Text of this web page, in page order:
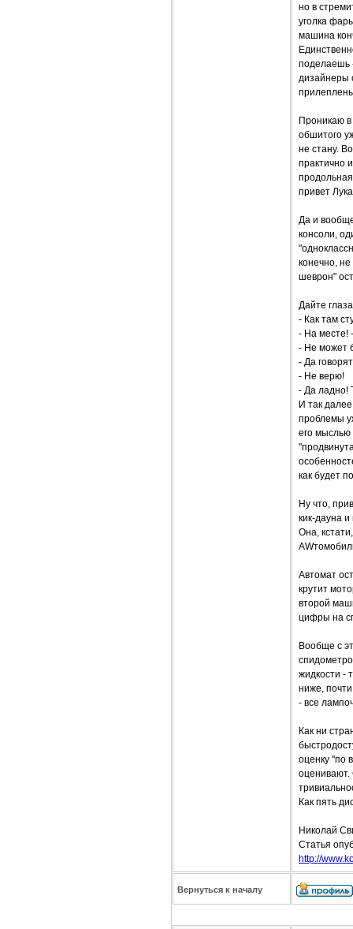
но в
уголка
машина
поделаешь
дизайнеры
Проникаю в
обшитого
не стану.
практично
привет
Да и
консоли,
конечно,
шеврон"
Дайте
- Как там
- На месте!
- Не может
- Да
- Не верю!
- Да ладно!
И так
проблемы
его мыслью
как будет
Ну что,
кик-дауна
Она,
Автомат
крутит
второй
цифры на
Вообще с
жидкости -
ниже,
- все
Как ни
оценку "по
оценивают.
Как пять
Николай
Статья
http://
Вернуться к началу